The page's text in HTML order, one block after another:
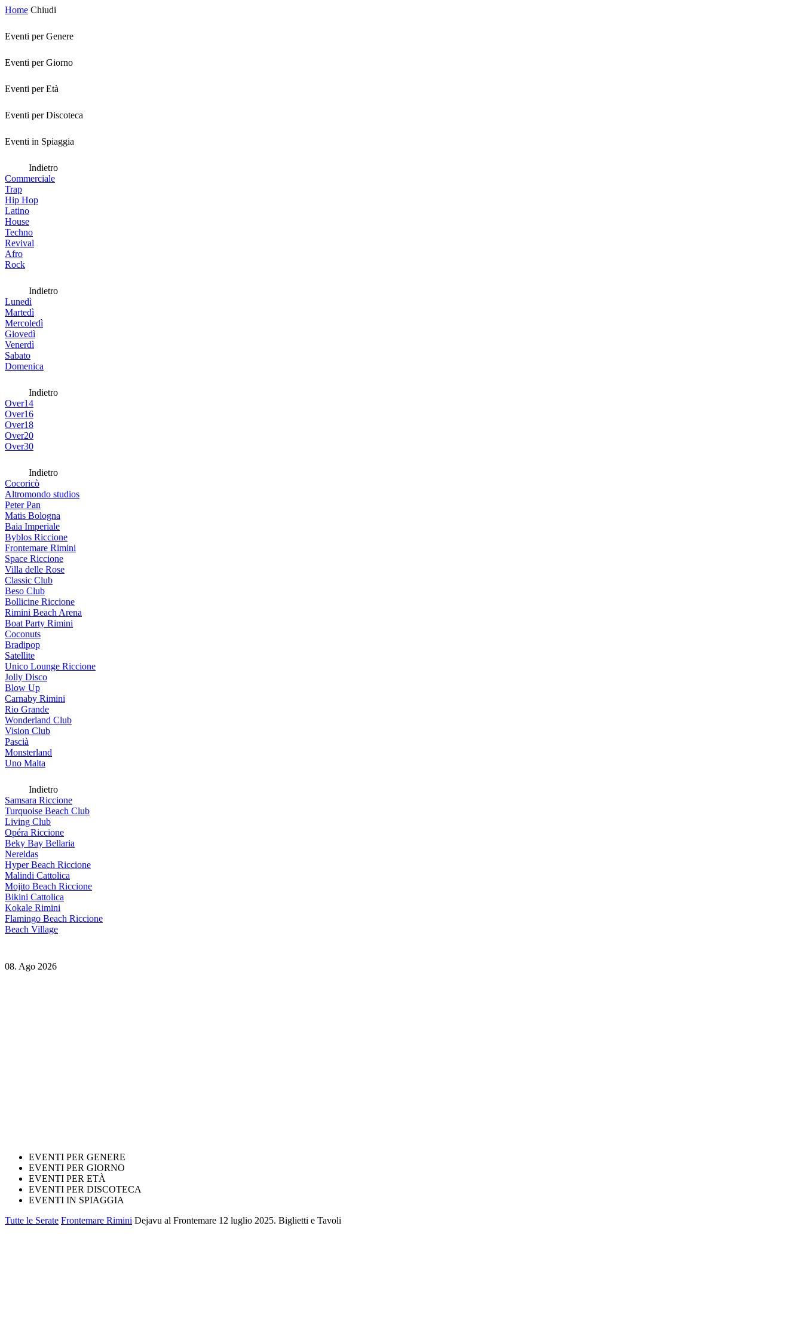
Home Chiudi
Eventi per Genere
Eventi per Giorno
Eventi per Età
Eventi per Discoteca
Eventi in Spiaggia
Indietro
Commerciale
Trap
Hip Hop
Latino
House
Techno
Revival
Afro
Rock
Indietro
Lunedì
Martedì
Mercoledì
Giovedì
Venerdì
Sabato
Domenica
Indietro
Over14
Over16
Over18
Over20
Over30
Indietro
Cocoricò
Altromondo studios
Peter Pan
Matis Bologna
Baia Imperiale
Byblos Riccione
Frontemare Rimini
Space Riccione
Villa delle Rose
Classic Club
Beso Club
Bollicine Riccione
Rimini Beach Arena
Boat Party Rimini
Coconuts
Bradipop
Satellite
Unico Lounge Riccione
Jolly Disco
Blow Up
Carnaby Rimini
Rio Grande
Wonderland Club
Vision Club
Pascià
Monsterland
Uno Malta
Indietro
Samsara Riccione
Turquoise Beach Club
Living Club
Opéra Riccione
Beky Bay Bellaria
Nereidas
Hyper Beach Riccione
Malindi Cattolica
Mojito Beach Riccione
Bikini Cattolica
Kokale Rimini
Flamingo Beach Riccione
Beach Village
08. Ago 2026
EVENTI PER GENERE
EVENTI PER GIORNO
EVENTI PER ETÀ
EVENTI PER DISCOTECA
EVENTI IN SPIAGGIA
Tutte le Serate Frontemare Rimini Dejavu al Frontemare 12 luglio 2025. Biglietti e Tavoli